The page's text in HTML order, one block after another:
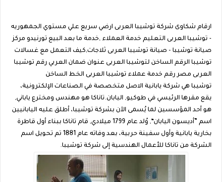
ارقام شكاوى شركة توشيبا العربى ارضي سريع علي مستوي الجمهوريه
- توشيبا العربى التعليم خدمة العملاء ,خدمة ما بعد البيع تورنيدو مركز
صيانة توشيبا - صيانة توشيبا العربى ثلاجات,كيف التعمل مع غسالات
توشيبا الرقم الساخن لتوشيبا العربى عنوان ضمان العربي رقم توشيبا
العربى مصر رقم خدمة عملاء توشيبا العربى الخط الساخن
توشيبا هي شركة يابانية الاصل متخصصة في الصناعات الإلكترونية،
يقع مقرها الرئيسي في طوكيو, اليابان.تاناكا هو مهندس ومخترع ياباني,
هو أحد المؤسسين لما يُسمى الآن بشركة توشيبا، أطلق عليه اليابانيين
اسم ”أديسون اليابان“, وُلد عام 1799 ميلادي, قام تاناكا ببناء أول قاطرة
بخارية يابانية وأول سفينة حربية، بعد وفاته عام 1881 تم تحويل اسم
الشركة من تاناكا للأعمال الهندسية إلى شركة توشيبا.